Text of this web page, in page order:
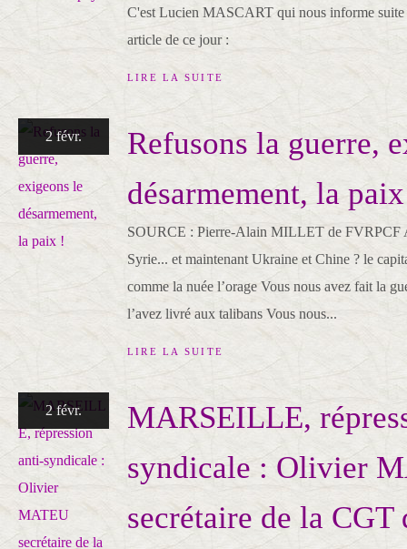
C'est Lucien MASCART qui nous informe suite
article de ce jour :
LIRE LA SUITE
2 févr.
Refusons la guerre,
désarmement, la
SOURCE : Pierre-Alain MILLET de FVRPCF
Syrie... et maintenant Ukraine et Chine ? le
comme la nuée l’orage Vous nous avez fait la
l’avez livré aux talibans Vous nous...
LIRE LA SUITE
2 févr.
MARSEILLE,
syndicale : Olivier
secrétaire de la CGT